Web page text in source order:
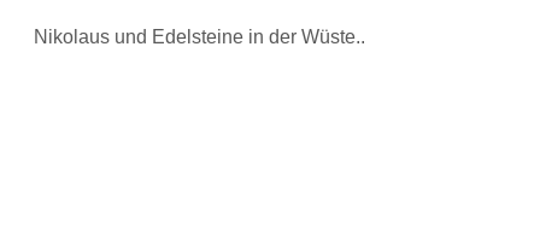
Nikolaus und Edelsteine in der Wüste..